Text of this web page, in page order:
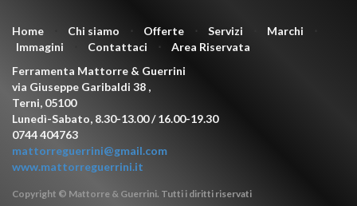
Home Chi siamo ⋅ Offerte ⋅ Servizi Marchi
Immagini
Contattaci ⋅
Area Riservata
Ferramenta Mattorre & Guerrini
via Giuseppe Garibaldi 38 ,
Terni, 05100
Lunedì-Sabato, 8.30-13.00 / 16.00-19.30
0744 404763
mattorreguerrini@gmail.com
www.mattorreguerrini.it
Copyright © Mattorre & Guerrini. Tutti i diritti riservati